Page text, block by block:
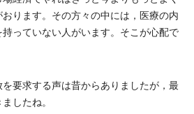
ります。その方々の中には，医療の内
っていない人がいます。そこが心配で
要求する声は昔からありましたが，最
したね。